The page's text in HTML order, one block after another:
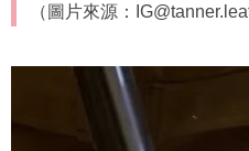
（圖片來源：